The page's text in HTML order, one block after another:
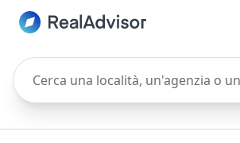
Cerca una località, un'agenzia o un